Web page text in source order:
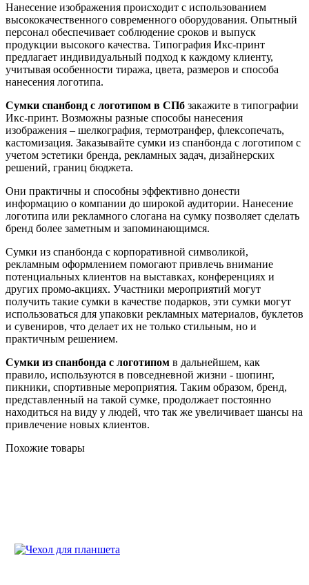
Нанесение изображения происходит с использованием
высококачественного современного оборудования. Опытный
персонал обеспечивает соблюдение сроков и выпуск
продукции высокого качества. Типография Икс-принт
предлагает индивидуальный подход к каждому клиенту,
учитывая особенности тиража, цвета, размеров и способа
нанесения логотипа.
Сумки спанбонд с логотипом в СПб закажите в типографии
Икс-принт. Возможны разные способы нанесения
изображения – шелкография, термотранфер, флексопечать,
кастомизация. Заказывайте сумки из спанбонда с логотипом с
учетом эстетики бренда, рекламных задач, дизайнерских
решений, границ бюджета.
Они практичны и способны эффективно донести
информацию о компании до широкой аудитории. Нанесение
логотипа или рекламного слогана на сумку позволяет сделать
бренд более заметным и запоминающимся.
Сумки из спанбонда с корпоративной символикой,
рекламным оформлением помогают привлечь внимание
потенциальных клиентов на выставках, конференциях и
других промо-акциях. Участники мероприятий могут
получить такие сумки в качестве подарков, эти сумки могут
использоваться для упаковки рекламных материалов, буклетов
и сувениров, что делает их не только стильным, но и
практичным решением.
Сумки из спанбонда с логотипом в дальнейшем, как
правило, используются в повседневной жизни - шопинг,
пикники, спортивные мероприятия. Таким образом, бренд,
представленный на такой сумке, продолжает постоянно
находиться на виду у людей, что так же увеличивает шансы на
привлечение новых клиентов.
Похожие товары